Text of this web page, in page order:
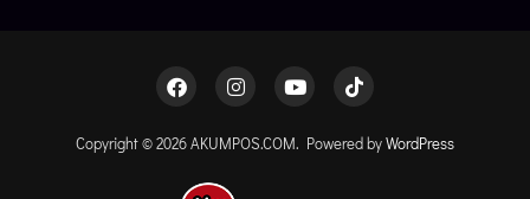
Copyright © 2026 AKUMPOS.COM. Powered byWordPress